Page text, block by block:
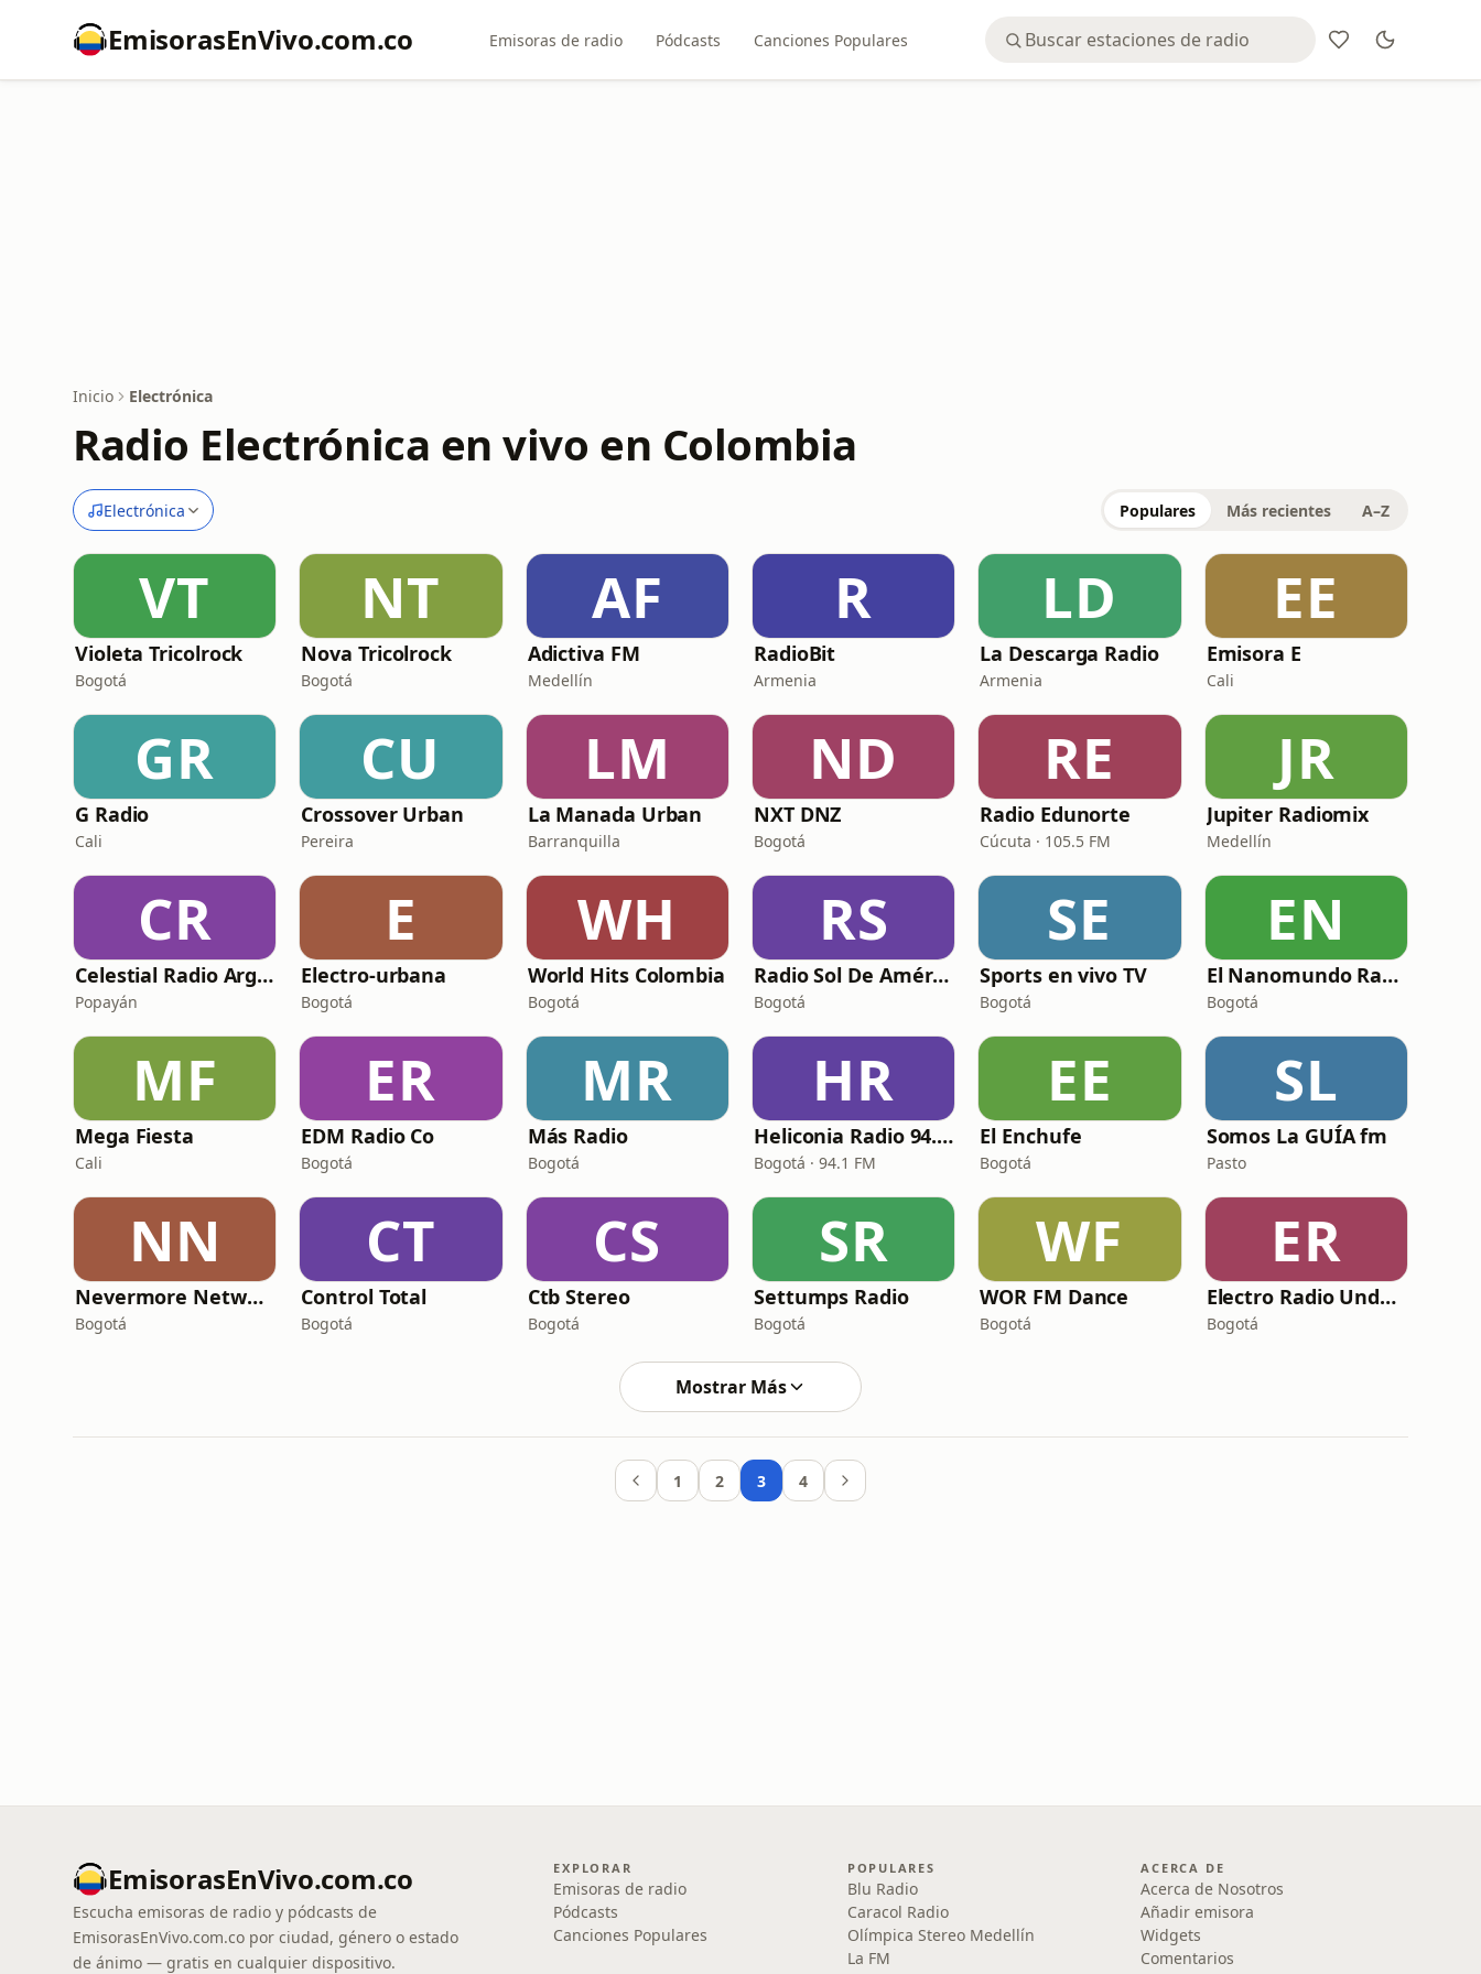
EmisorasEnVivo.com.co Emisoras de radio Pódcasts Canciones Populares
Inicio Electrónica
Radio Electrónica en vivo en Colombia
Electrónica Populares Más recientes A–Z
VT
Violeta Tricolrock
Bogotá
NT
Nova Tricolrock
Bogotá
AF
Adictiva FM
Medellín
R
RadioBit
Armenia
LD
La Descarga Radio
Armenia
EE
Emisora E
Cali
GR
G Radio
Cali
CU
Crossover Urban
Pereira
LM
La Manada Urban
Barranquilla
ND
NXT DNZ
Bogotá
RE
Radio Edunorte
Cúcuta · 105.5 FM
JR
Jupiter Radiomix
Medellín
CR
Celestial Radio Argelia
Popayán
E
Electro-urbana
Bogotá
WH
World Hits Colombia
Bogotá
RS
Radio Sol De América
Bogotá
SE
Sports en vivo TV
Bogotá
EN
El Nanomundo Radio
Bogotá
MF
Mega Fiesta
Cali
ER
EDM Radio Co
Bogotá
MR
Más Radio
Bogotá
HR
Heliconia Radio 94.1 FM
Bogotá · 94.1 FM
EE
El Enchufe
Bogotá
SL
Somos La GUÍA fm
Pasto
NN
Nevermore Network
Bogotá
CT
Control Total
Bogotá
CS
Ctb Stereo
Bogotá
SR
Settumps Radio
Bogotá
WF
WOR FM Dance
Bogotá
ER
Electro Radio Underground
Bogotá
Mostrar Más
1 2 3 4
EmisorasEnVivo.com.co
Escucha emisoras de radio y pódcasts de
EmisorasEnVivo.com.co por ciudad, género o estado
de ánimo — gratis en cualquier dispositivo.
EXPLORAR
Emisoras de radio
Pódcasts
Canciones Populares
POPULARES
Blu Radio
Caracol Radio
Olímpica Stereo Medellín
La FM
ACERCA DE
Acerca de Nosotros
Añadir emisora
Widgets
Comentarios